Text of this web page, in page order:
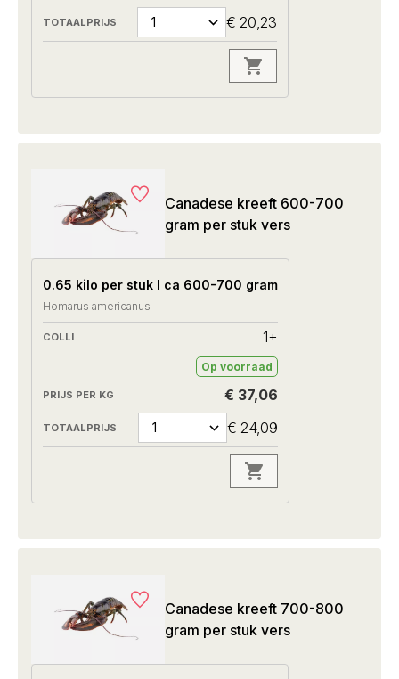
€ 20,23
Canadese kreeft 600-700
gram per stuk vers
0.65 kilo per stuk I ca 600-700 gram
Homarus americanus
1+
Op voorraad
€ 37,06
€ 24,09
Canadese kreeft 700-800
gram per stuk vers